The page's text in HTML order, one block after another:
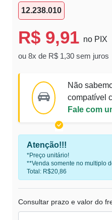
12.238.010
R$ 9,91 no PIX
ou 8x de R$ 1,30 sem juros
Não
compatível
Fale com
Atenção!!!
*Preço unitário!
**Venda somente no multiplo
Total: R$20,86
Consultar prazo e valor do